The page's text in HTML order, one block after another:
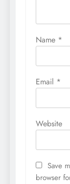
Name *
Email *
Website
Save
browser